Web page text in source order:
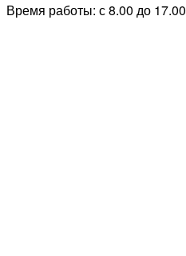
Время работы: с 8.00 до 17.00